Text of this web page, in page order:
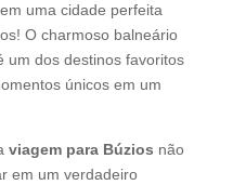
uma cidade perfeita
O charmoso balneário
um dos destinos favoritos
únicos em um
viagem para Búzios não
em um verdadeiro